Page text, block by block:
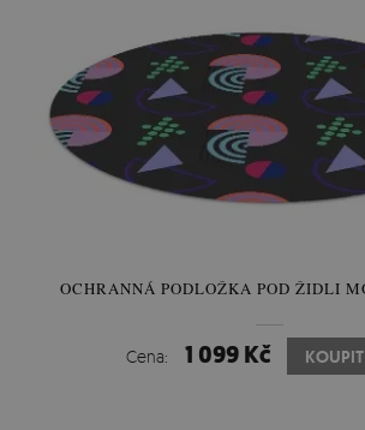
OCHRANNÁ PODLOŽKA POD ŽIDLI
Cena: 1 099 Kč KOUPIT